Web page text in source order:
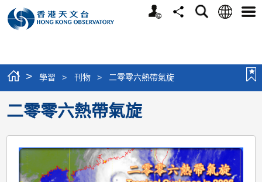
個
分
搜
語
選
> 學習 > 刊物 > 二零零六熱帶氣旋
二零零六熱帶氣旋